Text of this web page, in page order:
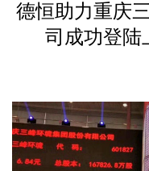
德恒助力重庆
司成功登陆